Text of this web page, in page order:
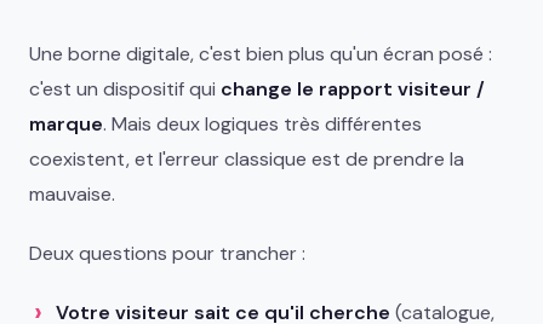
Une borne digitale, c'est bien plus qu'un écran posé :
c'est un dispositif qui change le rapport visiteur /
marque. Mais deux logiques très différentes
coexistent, et l'erreur classique est de prendre la
mauvaise.
Deux questions pour trancher :
Votre visiteur sait ce qu'il cherche (catalogue,